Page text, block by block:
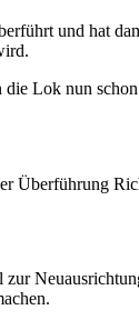
und hat
Lok nun
Überführung